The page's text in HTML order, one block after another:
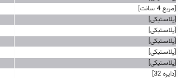
[مربع 4 سانت]
[پلاستیکی]
[پلاستیکی]
[پلاستیکی]
[پلاستیکی]
[پلاستیکی]
[دايره 32]